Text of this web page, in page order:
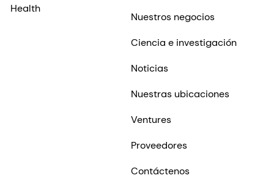
Health
Nuestros negocios
Ciencia e investigación
Noticias
Nuestras ubicaciones
Ventures
Proveedores
Contáctenos